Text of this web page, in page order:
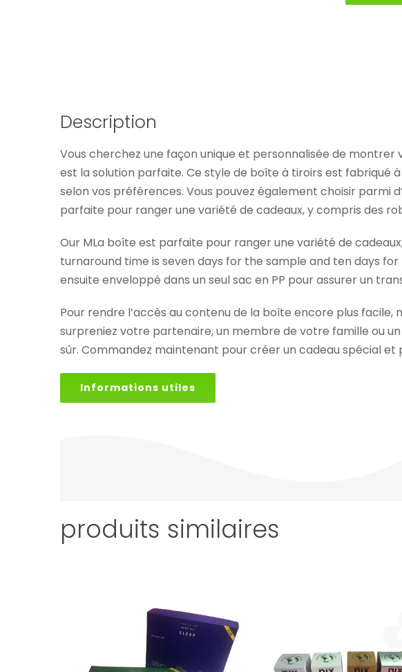
Description
Vous cherchez une façon unique et personnalisée de
est la solution parfaite. Ce style de boîte à tiroirs est
selon vos préférences. Vous pouvez également choisir parmi
parfaite pour ranger une variété de cadeaux, y compris des
Our MLa boîte est parfaite pour ranger une variété de
turnaround time is seven days for the sample and ten days
ensuite enveloppé dans un seul sac en PP pour assurer un
Pour rendre l’accès au contenu de la boîte encore plus facile,
surpreniez votre partenaire, un membre de votre famille ou
sûr. Commandez maintenant pour créer un cadeau spécial
Informations utiles
produits similaires